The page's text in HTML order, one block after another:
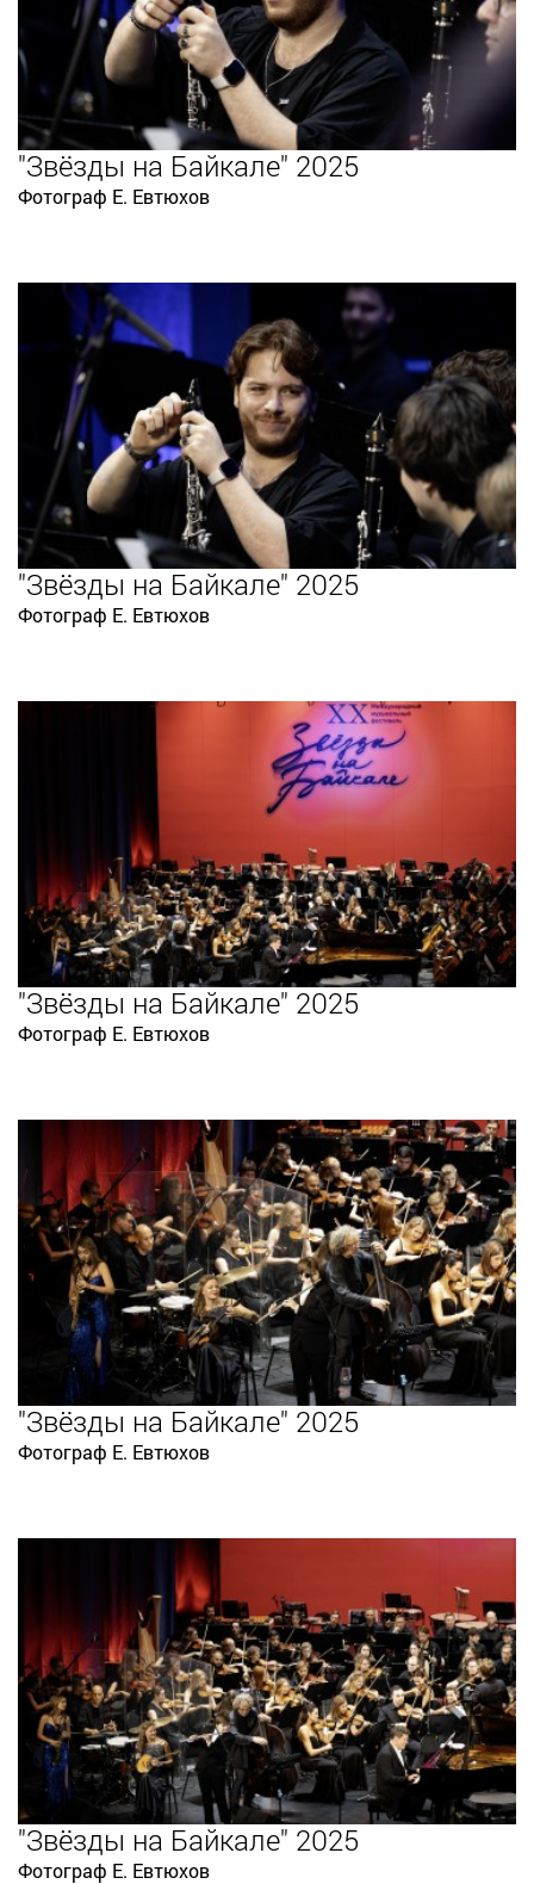
"Звёзды на Байкале" 2025
Фотограф Е. Евтюхов
"Звёзды на Байкале" 2025
Фотограф Е. Евтюхов
"Звёзды на Байкале" 2025
Фотограф Е. Евтюхов
"Звёзды на Байкале" 2025
Фотограф Е. Евтюхов
"Звёзды на Байкале" 2025
Фотограф Е. Евтюхов